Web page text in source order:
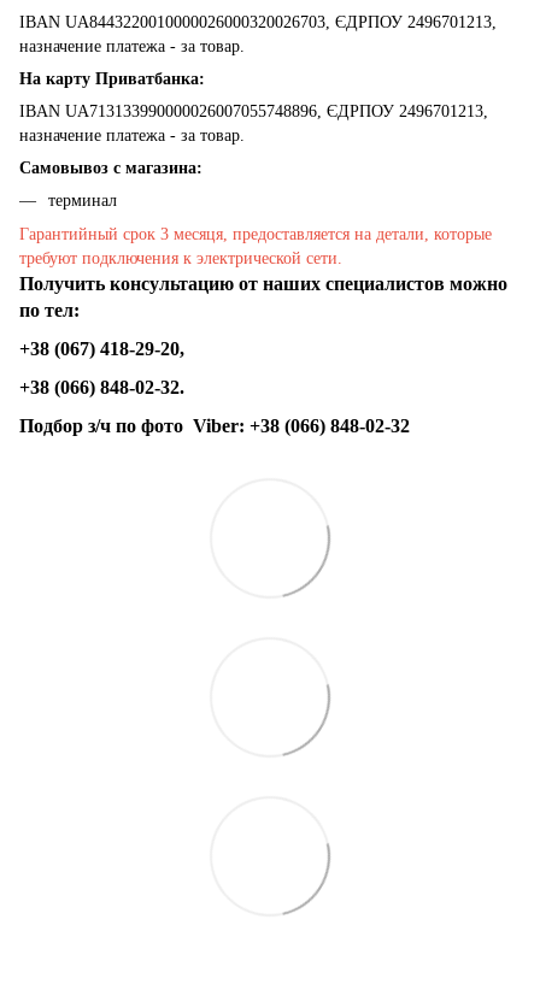
IBAN UA8443220010000026000320026703, ЄДРПОУ 2496701213,
назначение платежа - за товар.
На карту Приватбанка:
IBAN UA713133990000026007055748896, ЄДРПОУ 2496701213,
назначение платежа - за товар.
Самовывоз с магазина:
терминал
Гарантийный срок 3 месяця, предоставляется на детали, которые
требуют подключения к электрической сети.
Получить консультацию от наших специалистов можно
по тел:
+38 (067) 418-29-20,
+38 (066) 848-02-32.
Подбор з/ч по фото Viber: +38 (066) 848-02-32